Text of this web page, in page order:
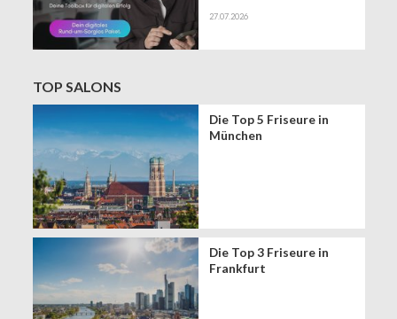
EXKLUSIVEN BUSINESS-
27.07.2026
TOP SALONS
Die Top 5 Friseure in
München
Die Top 3 Friseure in
Frankfurt